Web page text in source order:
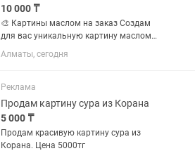
10 000 ₸
🎨 Картины маслом на заказ Создам
для вас уникальную картину маслом
по фотографии или любой
понравившейся идее. Пишу в разных
цветы, натюрморты, интерьерные...
Алматы, сегодня
Реклама
Продам картину сура из Корана
5 000 ₸
Продам красивую картину сура из
Корана. Цена 5000тг